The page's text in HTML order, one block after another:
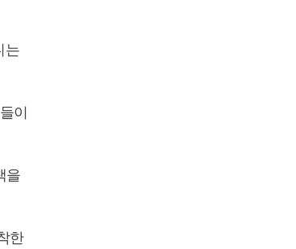
는
이
을
한